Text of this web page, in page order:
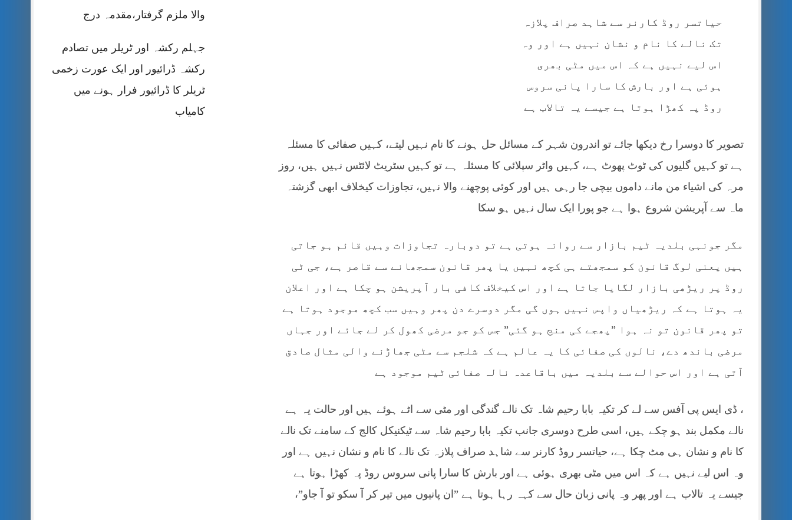
والا ملزم گرفتار،مقدمہ درج
جہلم رکشہ اور ٹریلر میں تصادم
رکشہ ڈرائیور اور ایک عورت زخمی
ٹریلر کا ڈرائیور فرار ہونے میں
کامیاب
حیاتسر روڈ کارنر سے شاہد صراف پلازہ
تک نالے کا نام و نشان نہیں ہے اور وہ
اس لیے نہیں ہے کہ اس میں مٹی بھری
ہوئی ہے اور بارش کا سارا پانی سروس
روڈ پہ کھڑا ہوتا ہے جیسے یہ تالاب ہے
تصویر کا دوسرا رخ دیکھا جائے تو اندرون شہر کے مسائل حل ہونے کا نام نہیں لیتے، کہیں صفائی کا مسئلہ
ہے تو کہیں گلیوں کی ٹوٹ پھوٹ ہے، کہیں واٹر سپلائی کا مسئلہ ہے تو کہیں سٹریٹ لائٹس نہیں ہیں، روز
مرہ کی اشیاء من مانے داموں بیچی جا رہی ہیں اور کوئی پوچھنے والا نہیں، تجاوزات کیخلاف ابھی گزشتہ
ماہ سے آپریشن شروع ہوا ہے جو پورا ایک سال نہیں ہو سکا
مگر جونہی بلدیہ ٹیم بازار سے روانہ ہوتی ہے تو دوبارہ تجاوزات وہیں قائم ہو جاتی
ہیں یعنی لوگ قانون کو سمجھتے ہی کچھ نہیں یا پھر قانون سمجھانے سے قاصر ہے، جی ٹی
روڈ پر ریڑھی بازار لگایا جاتا ہے اور اس کیخلاف کافی بار آپریشن ہو چکا ہے اور اعلان
یہ ہوتا ہے کہ ریڑھیاں واپس نہیں ہوں گی مگر دوسرے دن پھر وہیں سب کچھ موجود ہوتا ہے
تو پھر قانون تو نہ ہوا ”پھجے کی منج ہو گئی” جس کو جو مرضی کھول کر لے جائے اور جہاں
مرضی باندھ دے، نالوں کی صفائی کا یہ عالم ہے کہ شلجم سے مٹی جھاڑنے والی مثال صادق
آتی ہے اور اس حوالے سے بلدیہ میں باقاعدہ نالہ صفائی ٹیم موجود ہے
، ڈی ایس پی آفس سے لے کر تکیہ بابا رحیم شاہ تک نالے گندگی اور مٹی سے اٹے ہوئے ہیں اور حالت یہ ہے
نالے مکمل بند ہو چکے ہیں، اسی طرح دوسری جانب تکیہ بابا رحیم شاہ سے ٹیکنیکل کالج کے سامنے تک نالے
کا نام و نشان ہی مٹ چکا ہے، حیاتسر روڈ کارنر سے شاہد صراف پلازہ تک نالے کا نام و نشان نہیں ہے اور
وہ اس لیے نہیں ہے کہ اس میں مٹی بھری ہوئی ہے اور بارش کا سارا پانی سروس روڈ پہ کھڑا ہوتا ہے
جیسے یہ تالاب ہے اور پھر وہ پانی زبان حال سے کہہ رہا ہوتا ہے ”ان پانیوں میں تیر کر آ سکو تو آ جاو”،